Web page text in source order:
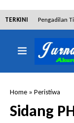
TERKINI Pengadilan
Elektronik
Dibantah
Terpidana
Home » Peristiwa
Sidang